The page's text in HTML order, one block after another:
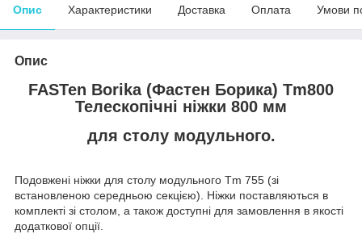
Опис Характеристики Доставка Оплата Умови
Опис
FASTen Borika (Фастен Борика) Tm800
Телескопічні ніжки 800 мм
для столу модульного.
Подовжені ніжки для столу модульного Tm 755 (зі
встановленою середньою секцією). Ніжки поставляються в
комплекті зі столом, а також доступні для замовлення в якості
додаткової опції.